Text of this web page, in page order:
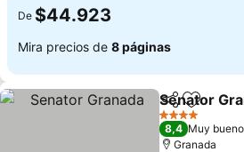
De $44.923
Mira precios de 8 páginas
Compartir
Senator
4 Estrellas
8,4 Muy bueno
Granada